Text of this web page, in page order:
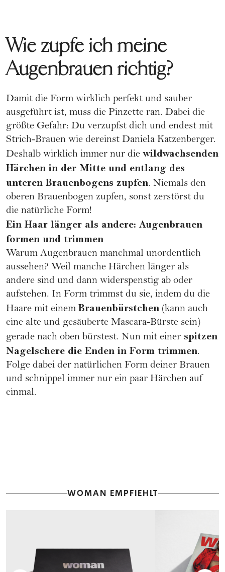
Wie zupfe ich meine
Augenbrauen richtig?
Damit die Form wirklich perfekt und sauber
ausgeführt ist, muss die Pinzette ran. Dabei die
größte Gefahr: Du verzupfst dich und endest mit
Strich-Brauen wie dereinst Daniela Katzenberger.
Deshalb wirklich immer nur die wildwachsenden
Härchen in der Mitte und entlang des
unteren Brauenbogens zupfen. Niemals den
oberen Brauenbogen zupfen, sonst zerstörst du
die natürliche Form!
Ein Haar länger als andere: Augenbrauen
formen und trimmen
Warum Augenbrauen manchmal unordentlich
aussehen? Weil manche Härchen länger als
andere sind und dann widerspenstig ab oder
aufstehen. In Form trimmst du sie, indem du die
Haare mit einem Brauenbürstchen (kann auch
eine alte und gesäuberte Mascara-Bürste sein)
gerade nach oben bürstest. Nun mit einer spitzen
Nagelschere die Enden in Form trimmen.
Folge dabei der natürlichen Form deiner Brauen
und schnippel immer nur ein paar Härchen auf
einmal.
WOMAN EMPFIEHLT